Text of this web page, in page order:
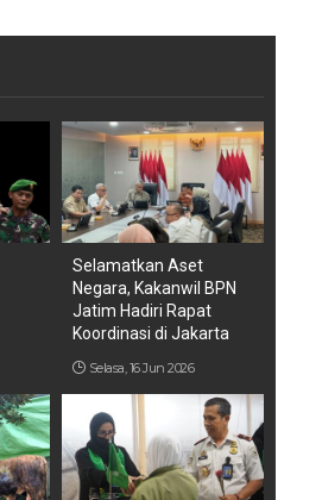
Selamatkan Aset
Negara, Kakanwil BPN
Jatim Hadiri Rapat
Koordinasi di Jakarta
Selasa, 16 Jun 2026